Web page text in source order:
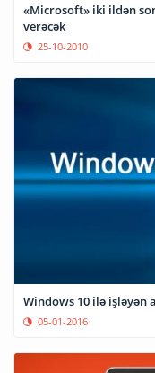
«Microsoft» iki ildən
verəcək
25-10-2010
Windows 10 ilə işləyən
05-01-2016